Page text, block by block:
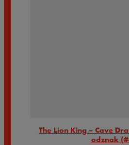
The Lion King – Cave
odznak